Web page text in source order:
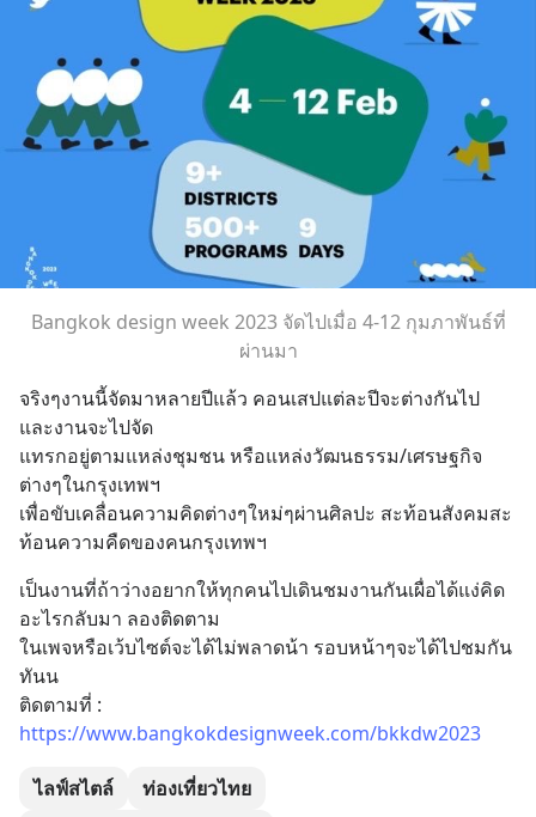
Bangkok design week 2023 จัดไปเมื่อ 4-12 กุมภาพันธ์ที่
ผ่านมา
จริงๆงานนี้จัดมาหลายปีแล้ว คอนเสปแต่ละปีจะต่างกันไป
และงานจะไปจัด
แทรกอยู่ตามแหล่งชุมชน หรือแหล่งวัฒนธรรม/เศรษฐกิจ
ต่างๆในกรุงเทพฯ
เพื่อขับเคลื่อนความคิดต่างๆใหม่ๆผ่านศิลปะ สะท้อนสังคมสะ
ท้อนความคืดของคนกรุงเทพฯ
เป็นงานที่ถ้าว่างอยากให้ทุกคนไปเดินชมงานกันเผื่อได้แง่คิด
อะไรกลับมา ลองติดตาม
ในเพจหรือเว้บไซต์จะได้ไม่พลาดน้า รอบหน้าๆจะได้ไปชมกัน
ทันน
https://www.bangkokdesignweek.com/bkkdw2023
ไลฟ์สไตล์
ท่องเที่ยวไทย